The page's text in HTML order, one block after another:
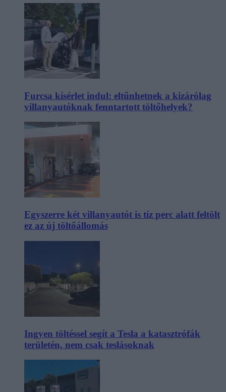
Furcsa kísérlet indul: eltűnhetnek a kizárólag
villanyautóknak fenntartott töltőhelyek?
Egyszerre két villanyautót is tíz perc alatt feltölt
ez az új töltőállomás
Ingyen töltéssel segít a Tesla a katasztrófák
területén, nem csak teslásoknak